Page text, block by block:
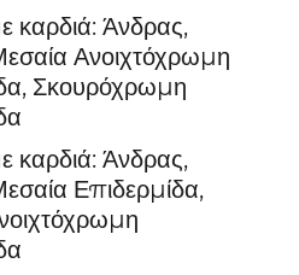
καρδιά: Άνδρας,
Ανοιχτόχρωμη
Σκουρόχρωμη
καρδιά: Άνδρας,
Επιδερμίδα,